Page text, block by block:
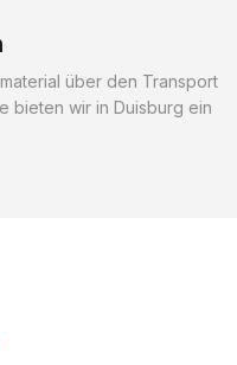
über den Transport
bieten wir in Duisburg ein